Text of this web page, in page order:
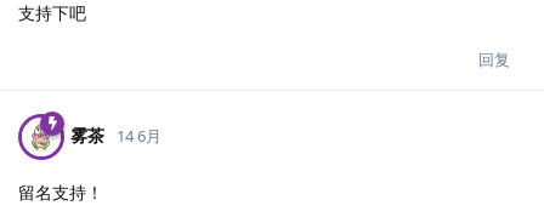
支持下吧
回复
雾茶 14 6月
留名支持！